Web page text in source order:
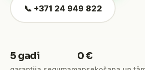
📞 +371 24 949 822
5 gadi 0 €